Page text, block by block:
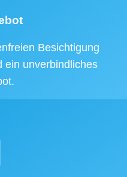
Besichtigung
ein unverbindliches